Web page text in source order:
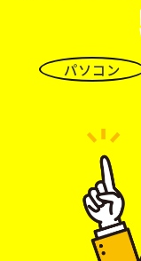
パソコン